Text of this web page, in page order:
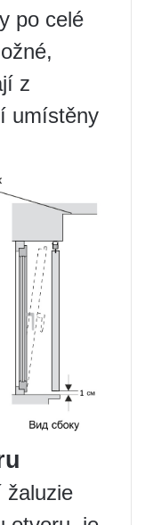
po celé
z
umístěny
žaluzie